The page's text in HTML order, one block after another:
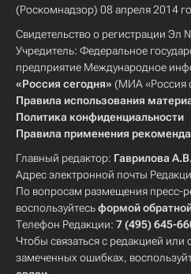
(Роскомнадзор) 08 апреля 2014
Свидетельство о регистрации
Учредитель: Федеральное
предприятие Международное
«Россия сегодня» (МИА «Россия
Правила использования
Политика конфиденциальности
Правила применения
Главный редактор: Гаврилова А.В.
Адрес электронной почты
По вопросам размещения пресс-
воспользуйтесьформой
Телефон Редакции: 7 (495) 645-
Чтобы связаться с редакцией или
замеченных ошибках,